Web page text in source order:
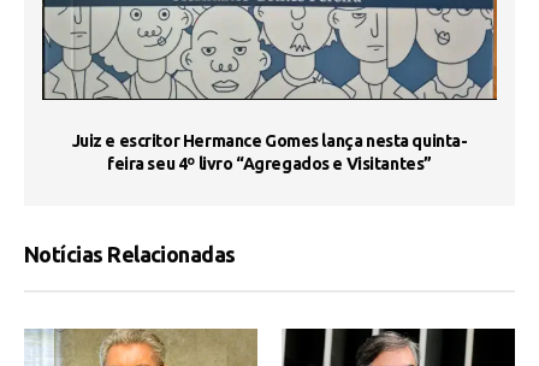
Juiz e escritor Hermance Gomes lança nesta quinta-
feira seu 4º livro “Agregados e Visitantes”
Notícias Relacionadas